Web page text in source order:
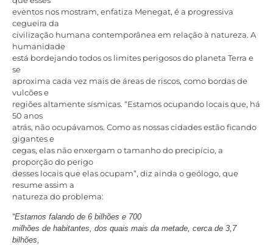
eventos nos mostram, enfatiza Menegat, é a progressiva
cegueira da
civilização humana contemporânea em relação à natureza. A
humanidade
está bordejando todos os limites perigosos do planeta Terra e
se
aproxima cada vez mais de áreas de riscos, como bordas de
vulcões e
regiões altamente sísmicas. “Estamos ocupando locais que, há
50 anos
atrás, não ocupávamos. Como as nossas cidades estão ficando
gigantes e
cegas, elas não enxergam o tamanho do precipício, a
proporção do perigo
desses locais que elas ocupam”, diz ainda o geólogo, que
resume assim a
natureza do problema:
“Estamos falando de 6 bilhões e 700
milhões de habitantes, dos quais mais da metade, cerca de 3,7
bilhões,